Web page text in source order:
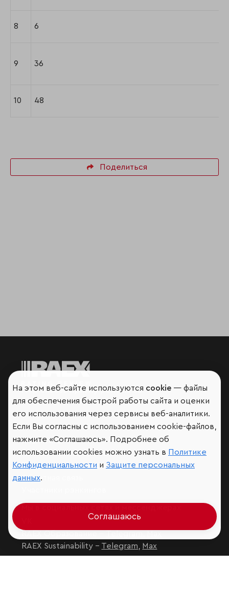
8 6
9 36
10 48
Поделиться
Мир сквозь призму рейтингов
Аналитика
Контактная информация
Подписаться на рассылку
Обратная связь
RAEX Sustainability – Telegram Max
На этом веб-сайте используются cookie — файлы
для обеспечения быстрой работы сайта и оценки
его использования через сервисы веб-аналитики.
Если Вы согласны с использованием cookie-файлов,
нажмите «Соглашаюсь». Подробнее об
использовании cookies можно узнать в Политике
Конфиденциальности и Защите персональных
данных.
Соглашаюсь